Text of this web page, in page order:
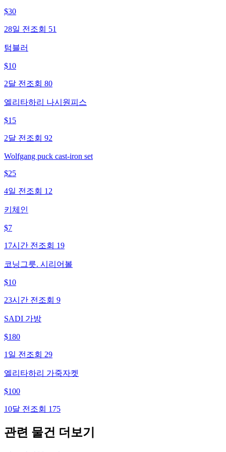
$30
28일 전 조회 51
텀블러
$10
2달 전 조회 80
엘리타하리 나시원피스
$15
2달 전 조회 92
Wolfgang puck cast-iron set
$25
4일 전 조회 12
키체인
$7
17시간 전 조회 19
코닝그릇. 시리어볼
$10
23시간 전 조회 9
SADI 가방
$180
1일 전 조회 29
엘리타하리 가죽자켓
$100
10달 전 조회 175
관련 물건 더보기